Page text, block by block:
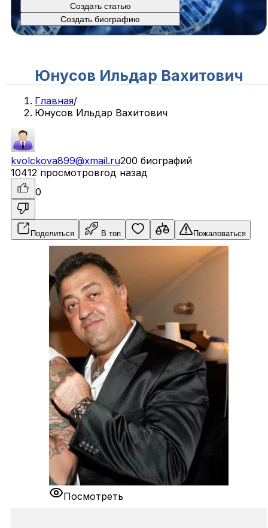
Создать статью
Создать биографию
Юнусов Ильдар Вахитович
Главная/
Юнусов Ильдар Вахитович
kvolckova899@xmail.ru200 биографий
10412 просмотровгод назад
0
Поделиться В топ Пожаловаться
Посмотреть